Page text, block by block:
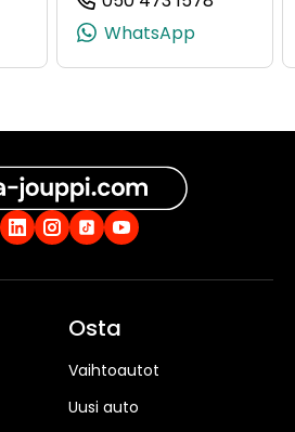
(+358409225970, 0409225970,
WhatsApp
Osta
Vaihtoautot
Uusi auto